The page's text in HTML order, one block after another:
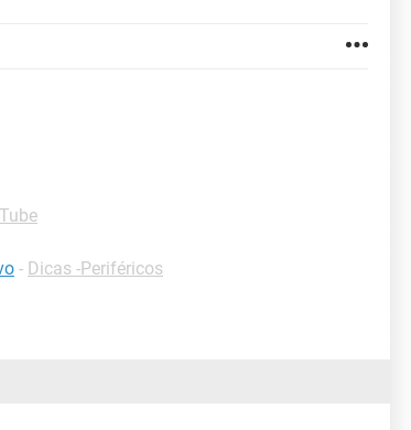
- Dicas -Periféricos